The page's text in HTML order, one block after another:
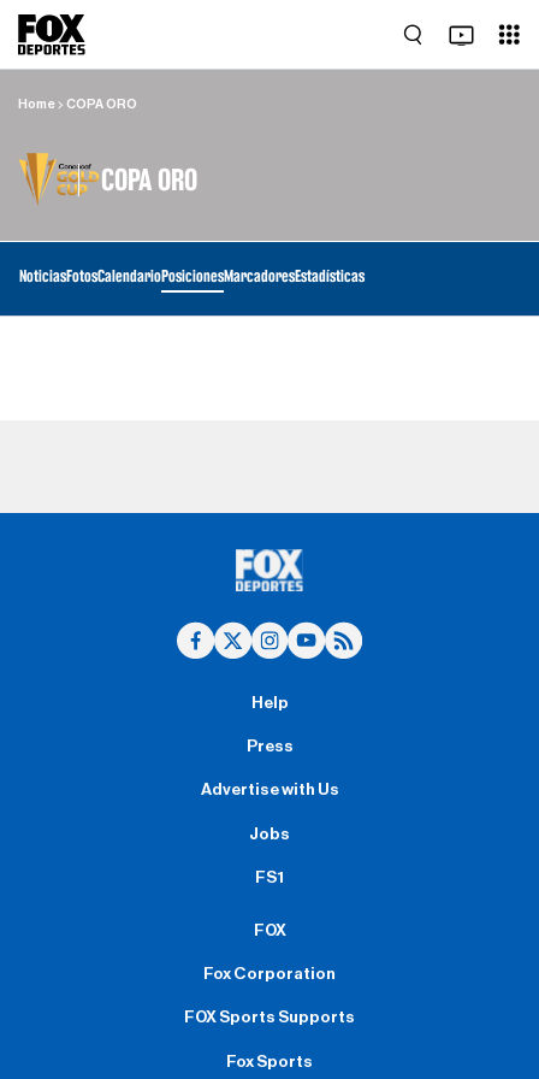
Home COPA ORO
COPA ORO
NoticiasFotosCalendarioPosicionesMarcadoresEstadísticas
Help
Press
Advertise with Us
Jobs
FS1
FOX
Fox Corporation
FOX Sports Supports
Fox Sports